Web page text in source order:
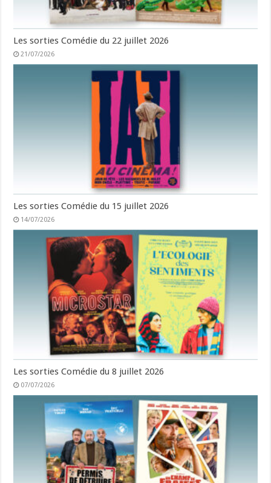
Les sorties Comédie du 22 juillet 2026
21/07/2026
Les sorties Comédie du 15 juillet 2026
14/07/2026
Les sorties Comédie du 8 juillet 2026
07/07/2026